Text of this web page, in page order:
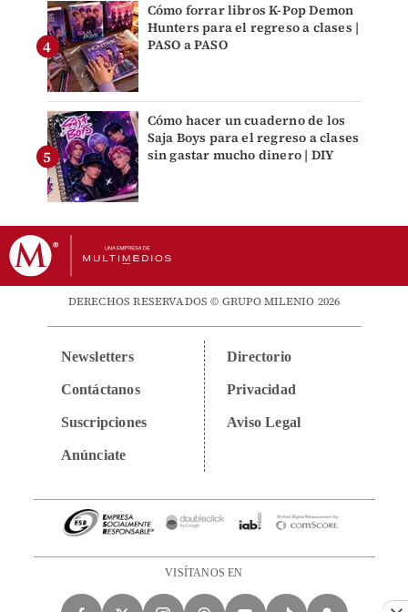
Cómo forrar libros K-Pop Demon
Hunters para el regreso a clases |
PASO a PASO
Cómo hacer un cuaderno de los
Saja Boys para el regreso a clases
sin gastar mucho dinero | DIY
DERECHOS RESERVADOS © GRUPO MILENIO 2026
Newsletters
Contáctanos
Suscripciones
Anúnciate
Directorio
Privacidad
Aviso Legal
VISÍTANOS EN